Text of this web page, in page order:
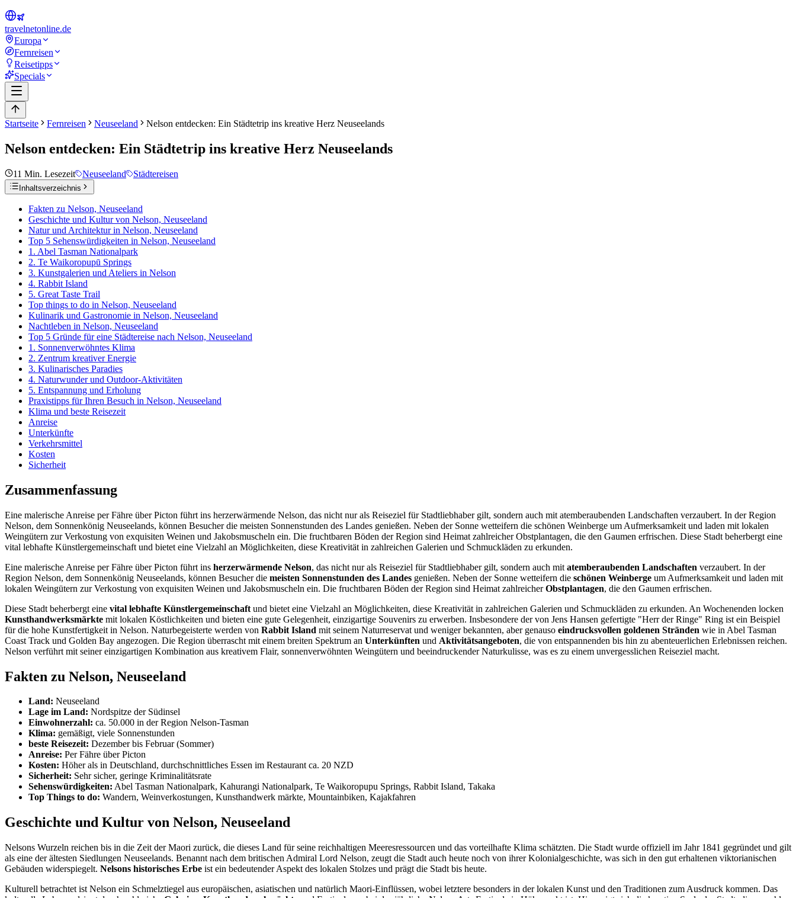
travelnetonline.de
Europa
Fernreisen
Reisetipps
Specials
Startseite Fernreisen Neuseeland Nelson entdecken: Ein Städtetrip ins kreative Herz Neuseelands
Nelson entdecken: Ein Städtetrip ins kreative Herz Neuseelands
11 Min. Lesezeit Neuseeland Städtereisen
Inhaltsverzeichnis
Fakten zu Nelson, Neuseeland
Geschichte und Kultur von Nelson, Neuseeland
Natur und Architektur in Nelson, Neuseeland
Top 5 Sehenswürdigkeiten in Nelson, Neuseeland
1. Abel Tasman Nationalpark
2. Te Waikoropupū Springs
3. Kunstgalerien und Ateliers in Nelson
4. Rabbit Island
5. Great Taste Trail
Top things to do in Nelson, Neuseeland
Kulinarik und Gastronomie in Nelson, Neuseeland
Nachtleben in Nelson, Neuseeland
Top 5 Gründe für eine Städtereise nach Nelson, Neuseeland
1. Sonnenverwöhntes Klima
2. Zentrum kreativer Energie
3. Kulinarisches Paradies
4. Naturwunder und Outdoor-Aktivitäten
5. Entspannung und Erholung
Praxistipps für Ihren Besuch in Nelson, Neuseeland
Klima und beste Reisezeit
Anreise
Unterkünfte
Verkehrsmittel
Kosten
Sicherheit
Zusammenfassung
Eine malerische Anreise per Fähre über Picton führt ins herzerwärmende Nelson, das nicht nur als Reiseziel für Stadtliebhaber gilt, sondern auch mit atemberaubenden Landschaften verzaubert. In der Region
Nelson, dem Sonnenkönig Neuseelands, können Besucher die meisten Sonnenstunden des Landes genießen. Neben der Sonne wetteifern die schönen Weinberge um Aufmerksamkeit und laden mit lokalen
Weingütern zur Verkostung von exquisiten Weinen und Jakobsmuscheln ein. Die fruchtbaren Böden der Region sind Heimat zahlreicher Obstplantagen, die den Gaumen erfrischen. Diese Stadt beherbergt eine
vital lebhafte Künstlergemeinschaft und bietet eine Vielzahl an Möglichkeiten, diese Kreativität in zahlreichen Galerien und Schmuckläden zu erkunden.
Eine malerische Anreise per Fähre über Picton führt ins herzerwärmende Nelson, das nicht nur als Reiseziel für Stadtliebhaber gilt, sondern auch mit atemberaubenden Landschaften verzaubert. In der
Region Nelson, dem Sonnenkönig Neuseelands, können Besucher die meisten Sonnenstunden des Landes genießen. Neben der Sonne wetteifern die schönen Weinberge um Aufmerksamkeit und laden mit
lokalen Weingütern zur Verkostung von exquisiten Weinen und Jakobsmuscheln ein. Die fruchtbaren Böden der Region sind Heimat zahlreicherObstplantagen, die den Gaumen erfrischen.
Diese Stadt beherbergt eine vital lebhafte Künstlergemeinschaft und bietet eine Vielzahl an Möglichkeiten, diese Kreativität in zahlreichen Galerien und Schmuckläden zu erkunden. An Wochenenden locken
Kunsthandwerksmärkte mit lokalen Köstlichkeiten und bieten eine gute Gelegenheit, einzigartige Souvenirs zu erwerben. Insbesondere der von Jens Hansen gefertigte "Herr der Ringe" Ring ist ein Beispiel
für die hohe Kunstfertigkeit in Nelson. Naturbegeisterte werden von Rabbit Island mit seinem Naturreservat und weniger bekannten, aber genauso eindrucksvollen goldenen Stränden wie in Abel Tasman
Coast Track und Golden Bay angezogen. Die Region überrascht mit einem breiten Spektrum an Unterkünften und Aktivitätsangeboten, die von entspannenden bis hin zu abenteuerlichen Erlebnissen reichen.
Nelson verführt mit seiner einzigartigen Kombination aus kreativem Flair, sonnenverwöhnten Weingütern und beeindruckender Naturkulisse, was es zu einem unvergesslichen Reiseziel macht.
Fakten zu Nelson, Neuseeland
Land: Neuseeland
Lage im Land: Nordspitze der Südinsel
Einwohnerzahl: ca. 50.000 in der Region Nelson-Tasman
Klima: gemäßigt, viele Sonnenstunden
beste Reisezeit: Dezember bis Februar (Sommer)
Anreise: Per Fähre über Picton
Kosten: Höher als in Deutschland, durchschnittliches Essen im Restaurant ca. 20 NZD
Sicherheit: Sehr sicher, geringe Kriminalitätsrate
Sehenswürdigkeiten: Abel Tasman Nationalpark, Kahurangi Nationalpark, Te Waikoropupu Springs, Rabbit Island, Takaka
Top Things to do: Wandern, Weinverkostungen, Kunsthandwerk märkte, Mountainbiken, Kajakfahren
Geschichte und Kultur von Nelson, Neuseeland
Nelsons Wurzeln reichen bis in die Zeit der Maori zurück, die dieses Land für seine reichhaltigen Meeresressourcen und das vorteilhafte Klima schätzten. Die Stadt wurde offiziell im Jahr 1841 gegründet und gilt
als eine der ältesten Siedlungen Neuseelands. Benannt nach dem britischen Admiral Lord Nelson, zeugt die Stadt auch heute noch von ihrer Kolonialgeschichte, was sich in den gut erhaltenen viktorianischen
Gebäuden widerspiegelt. Nelsons historisches Erbe ist ein bedeutender Aspekt des lokalen Stolzes und prägt die Stadt bis heute.
Kulturell betrachtet ist Nelson ein Schmelztiegel aus europäischen, asiatischen und natürlich Maori-Einflüssen, wobei letztere besonders in der lokalen Kunst und den Traditionen zum Ausdruck kommen. Das